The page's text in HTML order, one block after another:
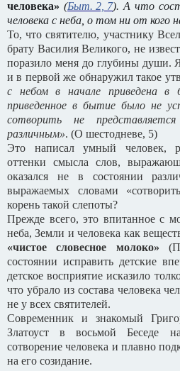
человека» (Быт. 2, 7). А что
человека с неба, о том ни от кого
То, что святителю, участнику
брату Василия Великого, не
поразило меня до глубины души.
и в первой же обнаружил такое
с небом в начале приведена
приведенное в бытие было не
сотворить не
различным». (О шестодневе, 5)
Это написал умный человек,
оттенки смысла слов,
оказался не в состоянии
выражаемых словами
корень такой слепоты?
Прежде всего, это впитанное с
неба, Земли и человека как
«чистое словесное молоко»
состоянии исправить детские
детское восприятие исказило
что убрало из состава человека
не у всех святителей.
Современник и знакомый
Златоуст в восьмой Беседе
сотворение человека и плавно
на его созидание.